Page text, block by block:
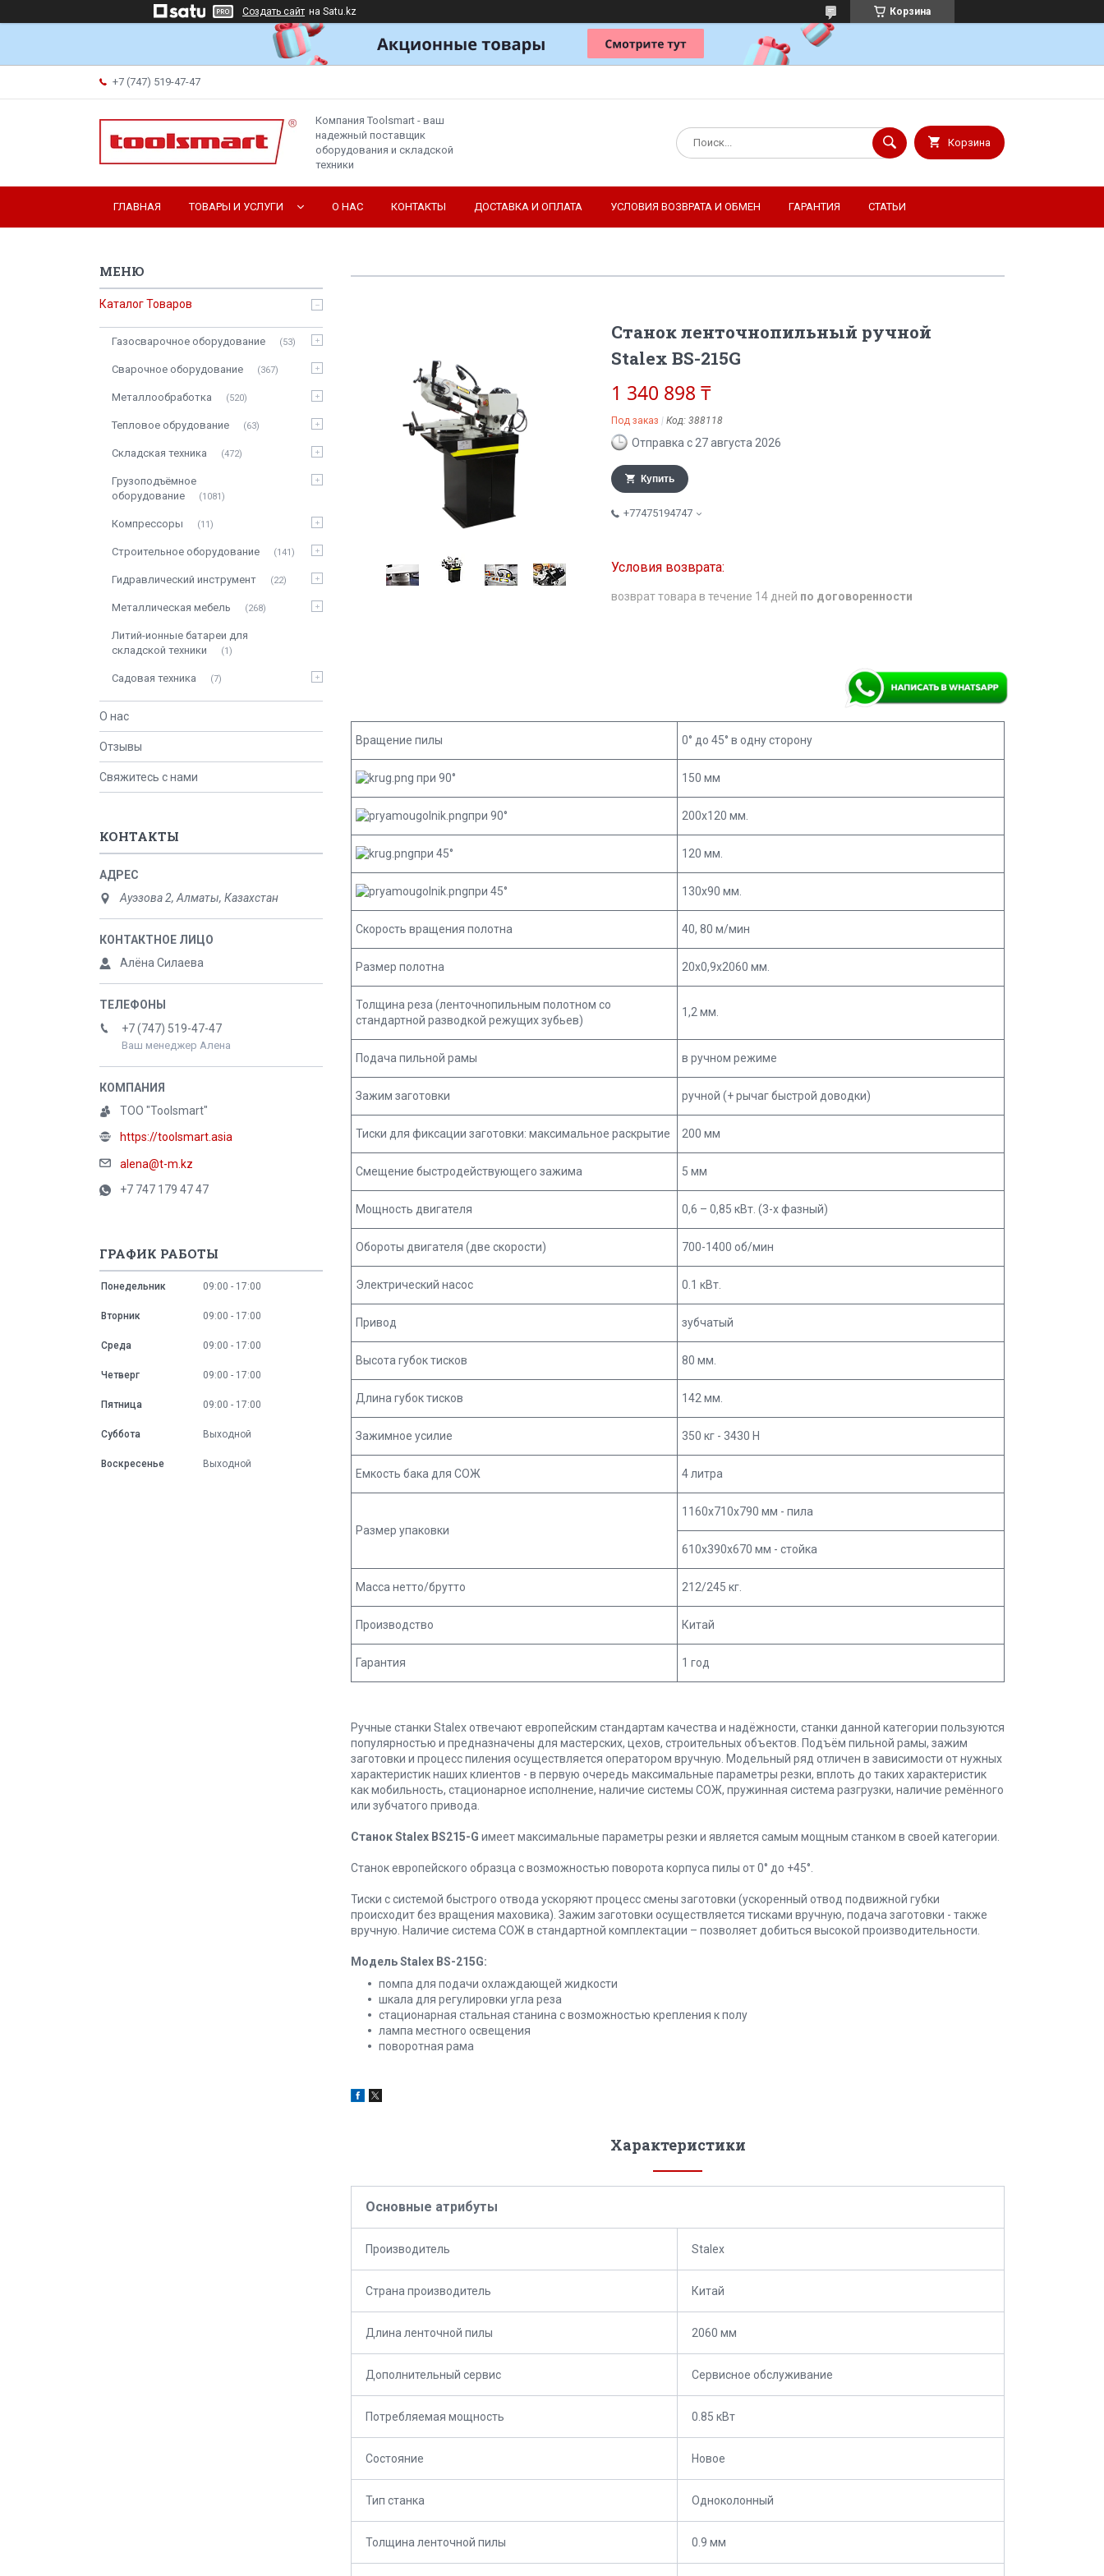
Создать сайт на Satu.kz Корзина
+7 (747) 519-47-47
Компания Toolsmart - ваш
надежный поставщик
оборудования и складской
техники
Корзина
ГЛАВНАЯ ТОВАРЫ И УСЛУГИ О НАС КОНТАКТЫ ДОСТАВКА И ОПЛАТА УСЛОВИЯ ВОЗВРАТА И ОБМЕН ГАРАНТИЯ СТАТЬИ
Станок ленточнопильный ручной
Stalex BS-215G
1 340 898 ₸
Под заказ Код: 388118
Отправка с 27 августа 2026
Купить
+77475194747
возврат товара в течение 14 дней по договоренности
Вращение пилы 0° до 45° в одну сторону
при 90° 150 мм
при 90° 200х120 мм.
при 45° 120 мм.
при 45° 130х90 мм.
Скорость вращения полотна 40, 80 м/мин
Размер полотна 20х0,9х2060 мм.
Толщина реза (ленточнопильным полотном со
стандартной разводкой режущих зубьев)
1,2 мм.
Подача пильной рамы в ручном режиме
Зажим заготовки ручной (+ рычаг быстрой доводки)
Тиски для фиксации заготовки: максимальное раскрытие 200 мм
Смещение быстродействующего зажима 5 мм
Мощность двигателя 0,6 – 0,85 кВт. (3-х фазный)
Обороты двигателя (две скорости) 700-1400 об/мин
Электрический насос 0.1 кВт.
Привод зубчатый
Высота губок тисков 80 мм.
Длина губок тисков 142 мм.
Зажимное усилие 350 кг - 3430 Н
Емкость бака для СОЖ 4 литра
Размер упаковки
1160х710х790 мм - пила
610х390х670 мм - стойка
Масса нетто/брутто 212/245 кг.
Производство Китай
Гарантия 1 год
Ручные станки Stalex отвечают европейским стандартам качества и надёжности, станки данной категории пользуются
популярностью и предназначены для мастерских, цехов, строительных объектов. Подъём пильной рамы, зажим
заготовки и процесс пиления осуществляется оператором вручную. Модельный ряд отличен в зависимости от нужных
характеристик наших клиентов - в первую очередь максимальные параметры резки, вплоть до таких характеристик
как мобильность, стационарное исполнение, наличие системы СОЖ, пружинная система разгрузки, наличие ремённого
или зубчатого привода.
Станок Stalex BS215-G имеет максимальные параметры резки и является самым мощным станком в своей категории.
Станок европейского образца с возможностью поворота корпуса пилы от 0° до +45°.
Тиски с системой быстрого отвода ускоряют процесс смены заготовки (ускоренный отвод подвижной губки
происходит без вращения маховика). Зажим заготовки осуществляется тисками вручную, подача заготовки - также
вручную. Наличие система СОЖ в стандартной комплектации – позволяет добиться высокой производительности.
Модель Stalex BS-215G:
помпа для подачи охлаждающей жидкости
шкала для регулировки угла реза
стационарная стальная станина с возможностью крепления к полу
лампа местного освещения
поворотная рама
Характеристики
Основные атрибуты
Производитель Stalex
Страна производитель Китай
Длина ленточной пилы 2060 мм
Дополнительный сервис Сервисное обслуживание
Потребляемая мощность 0.85 кВт
Состояние Новое
Тип станка Одноколонный
Толщина ленточной пилы 0.9 мм
Каталог Товаров
Газосварочное оборудование 53
Сварочное оборудование 367
Металлообработка 520
Тепловое обрудование 63
Складская техника 472
Грузоподъёмное
оборудование
1081
Компрессоры 11
Строительное оборудование 141
Гидравлический инструмент 22
Металлическая мебель 268
Литий-ионные батареи для
складской техники
1
Садовая техника 7
О нас
Отзывы
Свяжитесь с нами
КОНТАКТЫ
Ауэзова 2, Алматы, Казахстан
Алёна Силаева
+7 (747) 519-47-47
Ваш менеджер Алена
ТОО "Toolsmart"
https://toolsmart.asia
alena@t-m.kz
+7 747 179 47 47
ГРАФИК РАБОТЫ
Понедельник 09:00 17:00
Вторник 09:00 17:00
Среда 09:00 17:00
Четверг 09:00 17:00
Пятница 09:00 17:00
Суббота Выходной
Воскресенье Выходной